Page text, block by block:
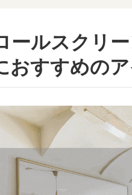
ールスクリ
おすすめの